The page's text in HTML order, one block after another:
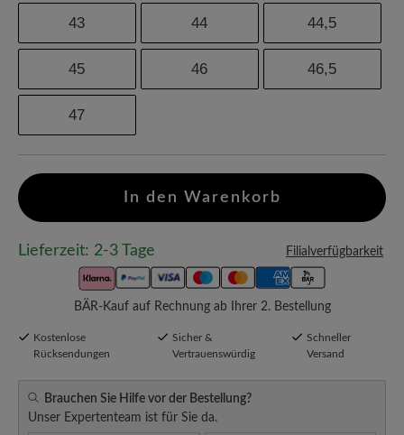
43 44 44,5
45 46 46,5
47
In den Warenkorb
Lieferzeit: 2-3 Tage Filialverfügbarkeit
BÄR-Kauf auf Rechnung ab Ihrer 2. Bestellung
Kostenlose
Rücksendungen
Sicher &
Vertrauenswürdig
Schneller
Versand
Brauchen Sie Hilfe vor der Bestellung?
Unser Expertenteam ist für Sie da.